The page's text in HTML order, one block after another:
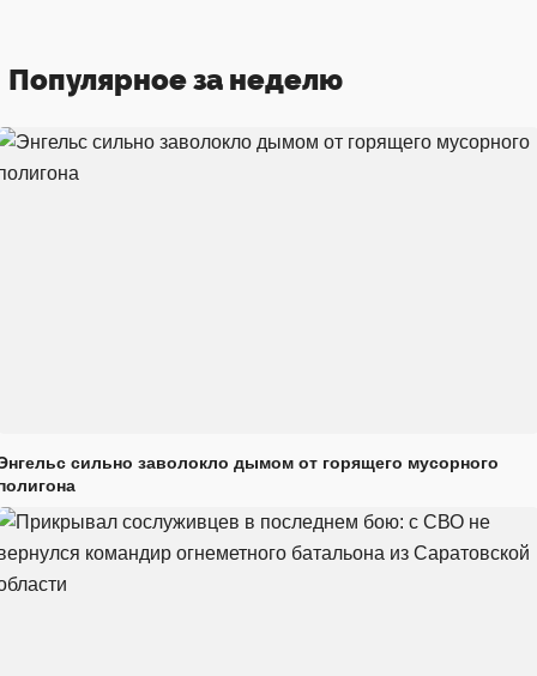
Популярное за неделю
сильно заволокло дымом от горящего мусорного